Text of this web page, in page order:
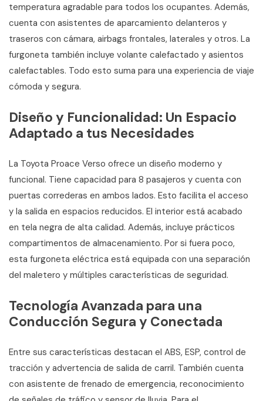
temperatura agradable para todos los ocupantes. Además,
cuenta con asistentes de aparcamiento delanteros y
traseros con cámara, airbags frontales, laterales y otros. La
furgoneta también incluye volante calefactado y asientos
calefactables. Todo esto suma para una experiencia de viaje
cómoda y segura.
Diseño y Funcionalidad: Un Espacio
Adaptado a tus Necesidades
La Toyota Proace Verso ofrece un diseño moderno y
funcional. Tiene capacidad para 8 pasajeros y cuenta con
puertas correderas en ambos lados. Esto facilita el acceso
y la salida en espacios reducidos. El interior está acabado
en tela negra de alta calidad. Además, incluye prácticos
compartimentos de almacenamiento. Por si fuera poco,
esta furgoneta eléctrica está equipada con una separación
del maletero y múltiples características de seguridad.
Tecnología Avanzada para una
Conducción Segura y Conectada
Entre sus características destacan el ABS, ESP, control de
tracción y advertencia de salida de carril. También cuenta
con asistente de frenado de emergencia, reconocimiento